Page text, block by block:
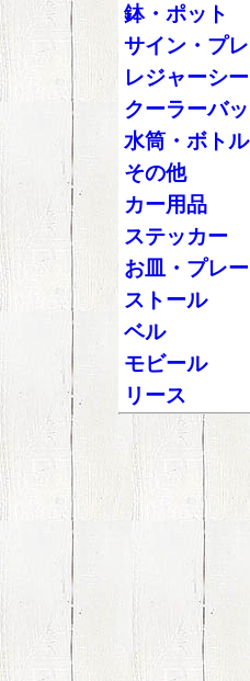
鉢・ポット
サイン・プ
レジャーシ
クーラーバ
水筒・ボトル
その他
カー用品
ステッカー
お皿・プレ
ストール
ベル
モビール
リース